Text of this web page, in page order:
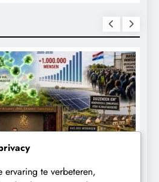
ervaring te verbeteren,